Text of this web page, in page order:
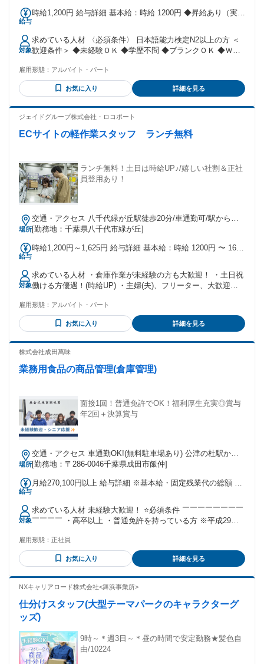
給与
時給1,200円 給与詳細 基本給：時給 1200円 ◆昇給あり（実績
賞与あり（フルタイムパートの場合）
対象
求めている人材 〈必須条件〉 日本語能力検定N2以上の方 ＜
歓迎条件＞ ◆未経験ＯＫ ◆学歴不問 ◆ブランクＯＫ ◆Ｗワ
ークを大切にできる方 ◆細かい作業が好きな方 ◆地元で腰を
据えて長く働きたい方 ◆接客・販売経験がある方‼
雇用形態： アルバイト・パート
お気に入り 詳細を見る
ジェイドグループ株式会社・ロコポート
ECサイトの軽作業スタッフ ランチ無料
ランチ無料！土日は時給UP♪/嬉しい社割＆正社
員登用あり！
場所
交通・アクセス 八千代緑が丘駅徒歩20分/車通勤可/駅から電
動自転車の無料貸与あり
[勤務地：千葉県八千代市緑が丘]
給与
時給1,200円～1,625円 給与詳細 基本給：時給 1200円 〜 1625
1,200円～ 土曜３０円・日祝５０円時給ＵＰ！
対象
求めている人材 ・倉庫作業が未経験の方も大歓迎！ ・土日祝
働ける方優遇！(時給UP) ・主婦(夫)、フリーター、大歓迎！
て活躍したい方大歓迎！ ・倉庫内作業、ピッキング、シール
貼り、梱包などの経験がある方大歓迎！
雇用形態： アルバイト・パート
お気に入り 詳細を見る
株式会社成田萬味
業務用食品の商品管理(倉庫管理)
面接1回！普通免許でOK！福利厚生充実◎賞与
年2回＋決算賞与
場所
交通・アクセス 車通勤OK!(無料駐車場あり) 公津の杜駅から
徒歩10分
[勤務地：〒286-0046千葉県成田市飯仲]
給与
月給270,100円以上 給与詳細 ※基本給・固定残業代の総額 基
1700円（固定残業時間：1ヶ月あたり25時間） 固定残業時間
を超えた勤務時間については別途残業代を支給する 【一律手
当】 全員に一律で支払われる通勤・皆勤・家族手当金額：あ
り 全員に一律で支払われるその他手当金額：あり ※初任給は
12月） ◆決算賞与：年間1回（会社業績による、9月） ※ここ
数年毎年支給実績があります！ ◆昇給あり：年間1回（6月）
◆深夜手当あり(2時～5時)：月あたり約2万円 シフト手当：月
あたり約2.5万円 ◆住宅手当 家賃・住宅ローンの月額20%を
補助 （従業員が契約者の場合） 支給上限20,000円、満39歳ま
で支給 ◆子育て応援手当 16歳以上22歳3月までのお子さん＋
5,000円/人 16歳未満のお子さん＋10,000円/人 ◆家族手当 配
偶者（扶養内）＋10,000円 ※いずれも会社規定あり ◆誕生日
お祝い金50,000円 ※誕生日月に現金支給 ◆交通費一部支給
※月2万円まで支給(ガソリン代も含まれます)
対象
求めている人材 未経験大歓迎！ ⭐必須条件 ￣￣￣￣￣￣￣￣
￣￣￣￣ ・高卒以上 ・普通免許を持っている方 ※平成29年
ができます ♢免許取得費用一部負担します！ (3年以上勤務の
方に上限10万円まで) すでに普通自動車免許をお持ちの方には
準中型免許の取得にかかるお金を負担します。 免許は入社後
￣￣￣￣￣ ・商品管理に興味がある方 ・周囲との調和を大切
できる方 ・準中型、中型自動車免許をお持ちの方
雇用形態： 正社員
お気に入り 詳細を見る
NXキャリアロード株式会社<舞浜事業所>
仕分けスタッフ(大型テーマパークのキャラクターグ
ッズ)
9時～＊週3日～＊昼の時間で安定勤務★髪色自
由/10224